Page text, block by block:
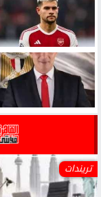
تريندات